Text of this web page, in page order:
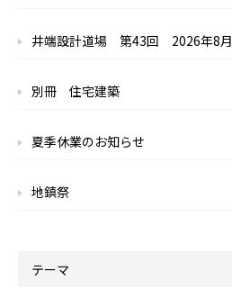
井端設計道場 第43回 2026年8月
別冊 住宅建築
夏季休業のお知らせ
地鎮祭
テーマ